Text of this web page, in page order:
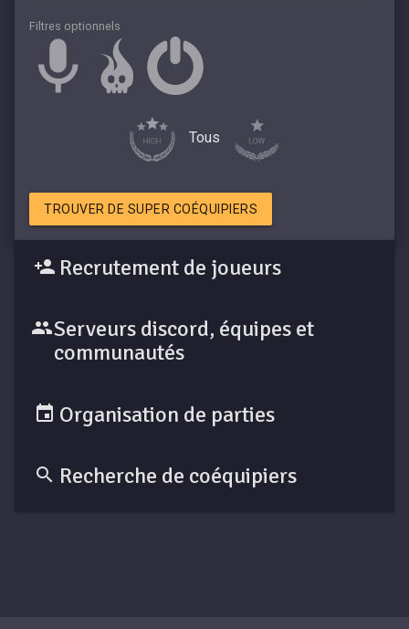
Filtres optionnels
Tous
TROUVER DE SUPER COÉQUIPIERS
Recrutement de joueurs
Serveurs discord, équipes et
communautés
Organisation de parties
Recherche de coéquipiers